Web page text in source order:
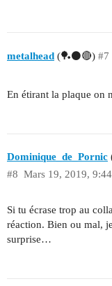
metalhead (🏓⚫🔴) #7
En étirant la plaque on
Dominique_de_Pornic
Mars 19, 2019, 9:44
#8
Si tu écrase trop au
réaction. Bien ou mal,
surprise…